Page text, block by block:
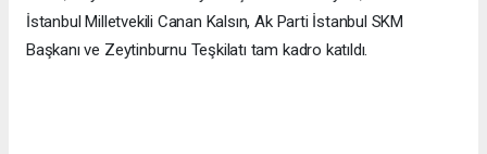
İstanbul Milletvekili Canan Kalsın, Ak Parti İstanbul SKM
Başkanı ve Zeytinburnu Teşkilatı tam kadro katıldı.